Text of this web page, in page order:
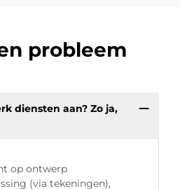
probleem
diensten aan? Zo ja,
op ontwerp
(via tekeningen),